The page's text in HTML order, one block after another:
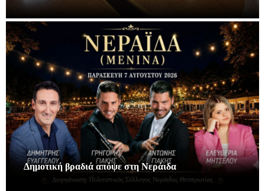
Δημοτική βραδιά απόψε στη Νεράιδα